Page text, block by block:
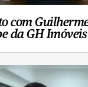
com
da GH Imóveis